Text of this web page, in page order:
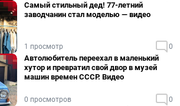
Самый стильный дед! 77-летний
заводчанин стал моделью — видео
1 просмотр 0
Автолюбитель переехал в маленький
хутор и превратил свой двор в музей
машин времен СССР. Видео
0 просмотров 0